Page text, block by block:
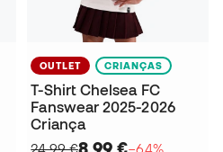
OUTLET CRIANÇAS
T-Shirt Chelsea FC
Fanswear 2025-2026
Criança
24,99 €
−64%